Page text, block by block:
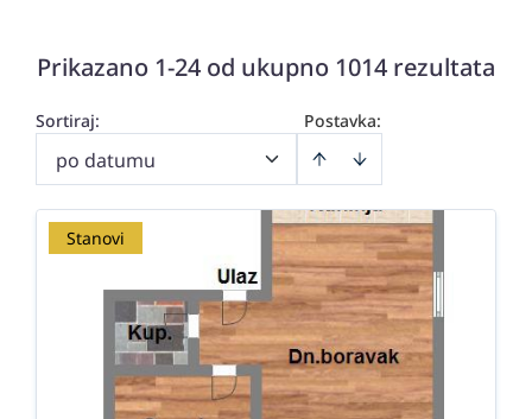
Prikazano 1-24 od ukupno 1014 rezultata
Postavka:
Sortiraj:
po datumu
Stanovi